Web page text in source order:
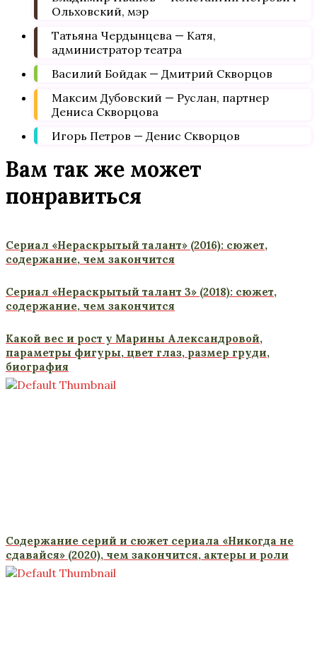
Ольховский, мэр
Татьяна Чердынцева — Катя,
администратор театра
Василий Бойдак — Дмитрий Скворцов
Максим Дубовский — Руслан, партнер
Дениса Скворцова
Игорь Петров — Денис Скворцов
Вам так же может
понравиться
Сериал «Нераскрытый талант» (2016): сюжет,
содержание, чем закончится
Сериал «Нераскрытый талант 3» (2018): сюжет,
содержание, чем закончится
Какой вес и рост у Марины Александровой,
параметры фигуры, цвет глаз, размер груди,
биография
Содержание серий и сюжет сериала «Никогда не
сдавайся» (2020), чем закончится, актеры и роли